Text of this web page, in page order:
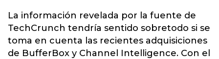
La información revelada por la fuente de
TechCrunch tendría sentido sobretodo si se
toma en cuenta las recientes adquisiciones
de BufferBox y Channel Intelligence. Con el